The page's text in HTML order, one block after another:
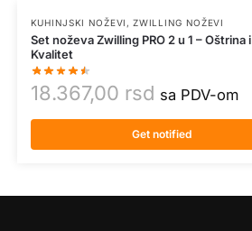
KUHINJSKI NOŽEVI ,ZWILLING NOŽEVI
Set noževa Zwilling PRO 2 u 1 – Oštrina i
Kvalitet
18.367,00 rsd sa PDV-om
Get notified